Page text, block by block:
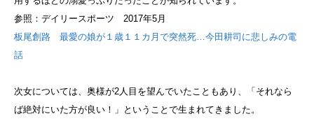
参照：デイリースポーツ 2017年5月
板尾創路 最愛の娘が１歳１１カ月で突然死…今田耕司に悲しみの電
話
次女については、奥様が2人目を望んでいたこともあり、「それなら
ば絶対にいた方が良い！」ということで生まれてきました。